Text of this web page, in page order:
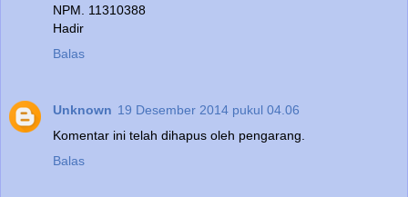
NPM. 11310388
Hadir
Balas
Unknown 19 Desember 2014 pukul 04.06
Komentar ini telah dihapus oleh pengarang.
Balas